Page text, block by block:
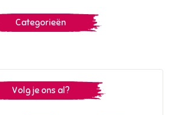
Categorieën
Volg je ons al?